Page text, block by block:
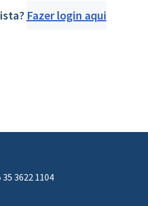
Fazer login aqui
35 3622 1104